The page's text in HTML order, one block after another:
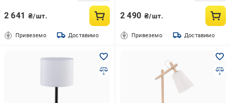
2 641 ₴/шт.
Привеземо Доставимо
2 490 ₴/шт.
Привеземо Доставимо